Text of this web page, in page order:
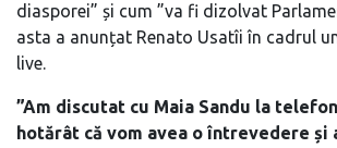
diasporei” și cum ”va fi dizolvat
asta a anunțat Renato Usatîi în cadrul
live.
”Am discutat cu Maia Sandu la
hotărât că vom avea o întrevedere și